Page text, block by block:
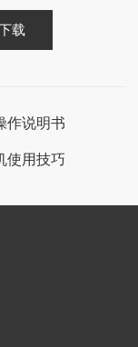
载
作说明书
使用技巧